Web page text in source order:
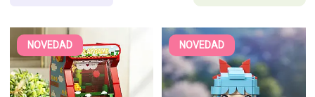
NOVEDAD NOVEDAD